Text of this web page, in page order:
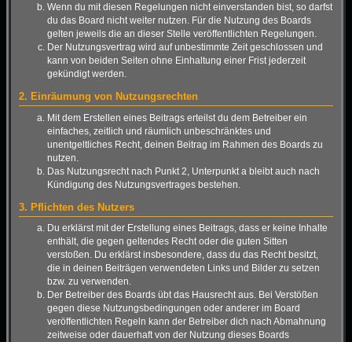
Wenn du mit diesen Regelungen nicht einverstanden bist, so darfst
du das Board nicht weiter nutzen. Für die Nutzung des Boards
gelten jeweils die an dieser Stelle veröffentlichten Regelungen.
Der Nutzungsvertrag wird auf unbestimmte Zeit geschlossen und
kann von beiden Seiten ohne Einhaltung einer Frist jederzeit
gekündigt werden.
2. Einräumung von Nutzungsrechten
Mit dem Erstellen eines Beitrags erteilst du dem Betreiber ein
einfaches, zeitlich und räumlich unbeschränktes und
unentgeltliches Recht, deinen Beitrag im Rahmen des Boards zu
nutzen.
Das Nutzungsrecht nach Punkt 2, Unterpunkt a bleibt auch nach
Kündigung des Nutzungsvertrages bestehen.
3. Pflichten des Nutzers
Du erklärst mit der Erstellung eines Beitrags, dass er keine Inhalte
enthält, die gegen geltendes Recht oder die guten Sitten
verstoßen. Du erklärst insbesondere, dass du das Recht besitzt,
die in deinen Beiträgen verwendeten Links und Bilder zu setzen
bzw. zu verwenden.
Der Betreiber des Boards übt das Hausrecht aus. Bei Verstößen
gegen diese Nutzungsbedingungen oder anderer im Board
veröffentlichten Regeln kann der Betreiber dich nach Abmahnung
zeitweise oder dauerhaft von der Nutzung dieses Boards